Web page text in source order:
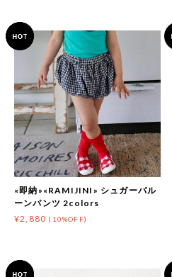
«即納»«RAMIJINI» シュガーバル
ーンパンツ 2colors
¥2,880 (10%OFF)